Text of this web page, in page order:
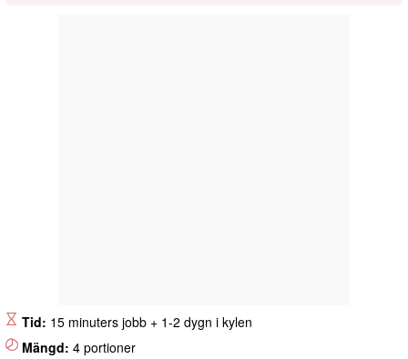
Tid: 15 minuters jobb + 1-2 dygn i kylen
Mängd: 4 portioner